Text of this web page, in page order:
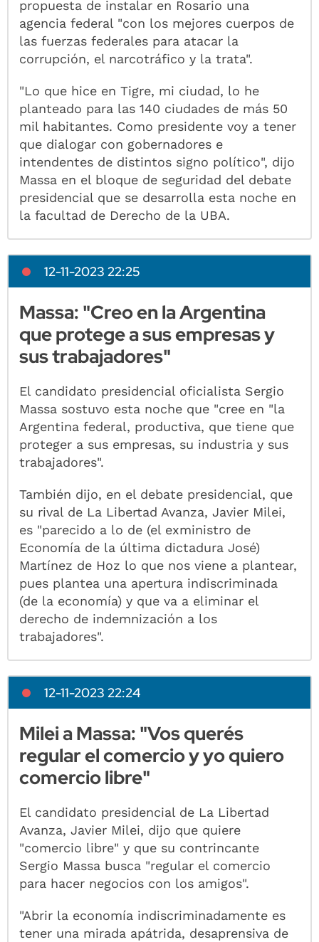
propuesta de instalar en Rosario una
agencia federal "con los mejores cuerpos de
las fuerzas federales para atacar la
corrupción, el narcotráfico y la trata".
"Lo que hice en Tigre, mi ciudad, lo he
planteado para las 140 ciudades de más 50
mil habitantes. Como presidente voy a tener
que dialogar con gobernadores e
intendentes de distintos signo político", dijo
Massa en el bloque de seguridad del debate
presidencial que se desarrolla esta noche en
la facultad de Derecho de la UBA.
12-11-2023 22:25
Massa: "Creo en la Argentina
que protege a sus empresas y
sus trabajadores"
El candidato presidencial oficialista Sergio
Massa sostuvo esta noche que "cree en "la
Argentina federal, productiva, que tiene que
proteger a sus empresas, su industria y sus
trabajadores".
También dijo, en el debate presidencial, que
su rival de La Libertad Avanza, Javier Milei,
es "parecido a lo de (el exministro de
Economía de la última dictadura José)
Martínez de Hoz lo que nos viene a plantear,
pues plantea una apertura indiscriminada
(de la economía) y que va a eliminar el
derecho de indemnización a los
trabajadores".
12-11-2023 22:24
Milei a Massa: "Vos querés
regular el comercio y yo quiero
comercio libre"
El candidato presidencial de La Libertad
Avanza, Javier Milei, dijo que quiere
"comercio libre" y que su contrincante
Sergio Massa busca "regular el comercio
para hacer negocios con los amigos".
"Abrir la economía indiscriminadamente es
tener una mirada apátrida, desaprensiva de